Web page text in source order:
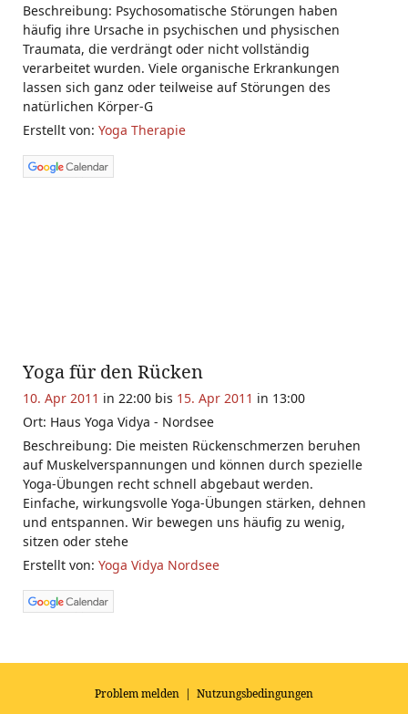
Beschreibung: Psychosomatische Störungen haben
häufig ihre Ursache in psychischen und physischen
Traumata, die verdrängt oder nicht vollständig
verarbeitet wurden. Viele organische Erkrankungen
lassen sich ganz oder teilweise auf Störungen des
natürlichen Körper-G
Erstellt von: Yoga Therapie
Yoga für den Rücken
10. Apr 2011 in 22:00 bis 15. Apr 2011 in 13:00
Ort: Haus Yoga Vidya - Nordsee
Beschreibung: Die meisten Rückenschmerzen beruhen
auf Muskelverspannungen und können durch spezielle
Yoga-Übungen recht schnell abgebaut werden.
Einfache, wirkungsvolle Yoga-Übungen stärken, dehnen
und entspannen. Wir bewegen uns häufig zu wenig,
sitzen oder stehe
Erstellt von: Yoga Vidya Nordsee
Problem melden
Nutzungsbedingungen